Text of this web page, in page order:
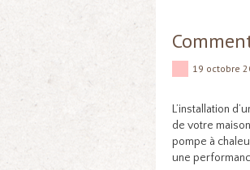
19 octobre
L’installation
de votre
pompe à
une